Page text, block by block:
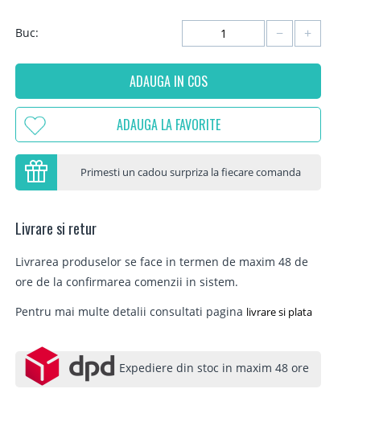
Buc: +
−
ADAUGA IN COS
ADAUGA LA FAVORITE
Primesti un cadou surpriza la fiecare comanda
Livrare si retur
Livrarea produselor se face in termen de maxim 48 de
ore de la confirmarea comenzii in sistem.
Pentru mai multe detalii consultati pagina livrare si plata
Expediere din stoc in maxim 48 ore